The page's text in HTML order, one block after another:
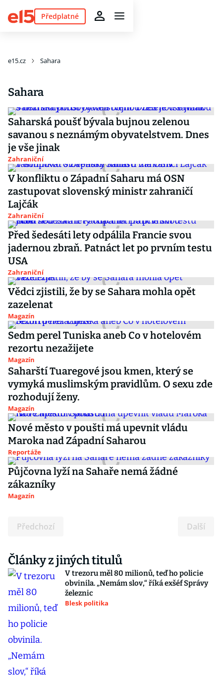
Předplatné
e15.cz Sahara
Sahara
Saharská poušť bývala bujnou zelenou
savanou s neznámým obyvatelstvem. Dnes
je vše jinak
Zahraniční
V konfliktu o Západní Saharu má OSN
zastupovat slovenský ministr zahraničí
Lajčák
Zahraniční
Před šedesáti lety odpálila Francie svou
jadernou zbraň. Patnáct let po prvním testu
USA
Zahraniční
Vědci zjistili, že by se Sahara mohla opět
zazelenat
Magazín
Sedm perel Tuniska aneb Co v hotelovém
rezortu nezažijete
Magazín
Saharští Tuaregové jsou kmen, který se
vymyká muslimským pravidlům. O sexu zde
rozhodují ženy.
Magazín
Nové město v poušti má upevnit vládu
Maroka nad Západní Saharou
Reportáže
Půjčovna lyží na Sahaře nemá žádné
zákazníky
Magazín
Předchozí Další
Články z jiných titulů
V trezoru měl 80 milionů, teď ho policie
obvinila. „Nemám slov,“ říká exšéf Správy
železnic
Blesk politika